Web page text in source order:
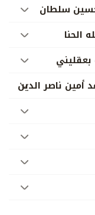
سلطان
الحنا
أمين ناصر الدين